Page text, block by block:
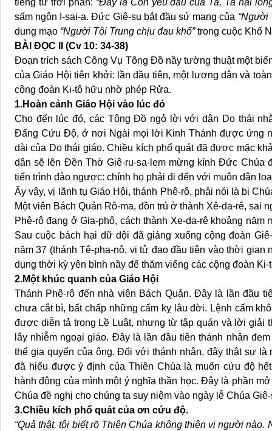
tiếng từ trời phán: “Đây là Con yêu dấu của Ta, Ta hài
sấm ngôn I-sai-a. Đức Giê-su bắt đầu sứ mạng của “Người
dung mạo “Người Tôi Trung chịu đau khổ”trong cuộc Khổ
BÀI ĐỌC II (Cv 10: 34-38)
Đoạn trích sách Công Vụ Tông Đồ nầy tường thuật một
của Giáo Hội tiên khởi: lần đầu tiên, một lương dân và
cộng đoàn Ki-tô hữu nhờ phép Rửa.
1.Hoàn cảnh Giáo Hội vào lúc đó
Cho đến lúc đó, các Tông Đồ ngỏ lời với dân Do thái
Đấng Cứu Độ, ở nơi Ngài mọi lời Kinh Thánh được ứng
dài của Do thái giáo. Chiều kích phổ quát đã được mặc
dân sẽ lên Đền Thờ Giê-ru-sa-lem mừng kính Đức Chúa
tiến trình đảo ngược: chính họ phải đi đến với muôn dân
Ấy vậy, vị lãnh tụ Giáo Hội, thánh Phê-rô, phải nói là bị
Một viên Bách Quản Rô-ma, đồn trú ở thành Xê-da-rê, sai
Phê-rô đang ở Gia-phô, cách thành Xe-da-rê khoảng
Sau cuộc bách hại dữ dội đã giáng xuống cộng đoàn
năm 37 (thánh Tê-pha-nô, vị tử đạo đầu tiên vào thời
dụng thời kỳ yên bình nầy để thăm viếng các cộng đoàn Ki-
2.Một khúc quanh của Giáo Hội
Thánh Phê-rô đến nhà viên Bách Quản. Đây là lần đầu
chưa cắt bì, bất chấp những cấm kỵ lâu đời. Lệnh cấm
được diễn tả trong Lề Luật, nhưng từ tập quán và lời giải
lây nhiễm ngoại giáo. Đây là lần đầu tiên thánh nhân
thể gia quyến của ông. Đối với thánh nhân, đây thật sự
đã hiểu được ý định của Thiên Chúa là muốn cứu độ
hành động của mình một ý nghĩa thần học. Đây là phần
Chúa đề nghị cho chúng ta suy niệm vào ngày lễ Chúa
3.Chiều kích phổ quát của ơn cứu độ.
“Quả thật, tôi biết rõ Thiên Chúa không thiên vị người